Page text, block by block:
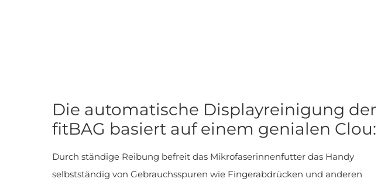
Die automatische Displayreinigung der
fitBAG basiert auf einem genialen Clou:
Durch ständige Reibung befreit das Mikrofaserinnenfutter das Handy
selbstständig von Gebrauchsspuren wie Fingerabdrücken und anderen